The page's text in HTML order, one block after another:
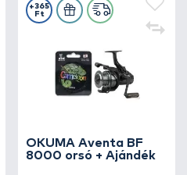
OKUMA Aventa BF
8000 orsó + Ajándék
+365
Ft